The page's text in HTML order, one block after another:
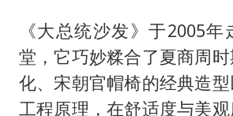
《大总统沙发》于2005
堂，它巧妙糅合了夏商周
化、宋朝官帽椅的经典造
工程原理，在舒适度与美